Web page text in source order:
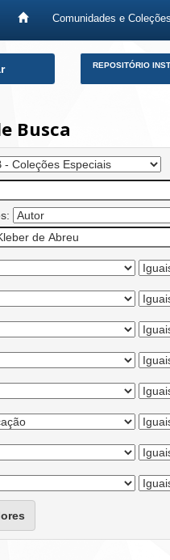
Comunidades e Coleções
REPOSITÓRIO
Busca